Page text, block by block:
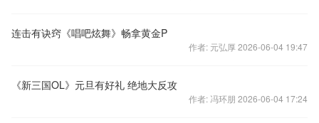
连击有诀窍《唱吧炫舞》畅拿黄金P
作者: 元弘厚 2026-06-04 19:47
《新三国OL》元旦有好礼 绝地大反攻
作者: 冯环朋 2026-06-04 17:24